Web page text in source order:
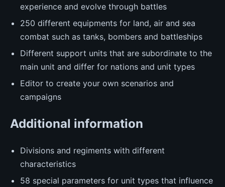
experience and evolve through battles
250 different equipments for land, air and sea
combat such as tanks, bombers and battleships
Different support units that are subordinate to the
main unit and differ for nations and unit types
Editor to create your own scenarios and
campaigns
Additional information
Divisions and regiments with different
characteristics
58 special parameters for unit types that influence